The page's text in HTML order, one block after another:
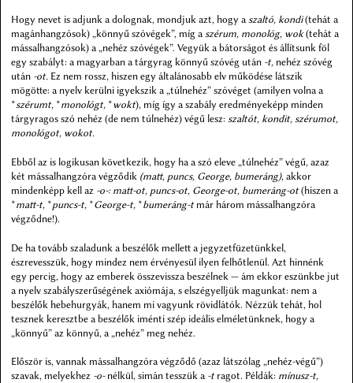
Hogy nevet is adjunk a dolognak, mondjuk azt, hogy aszaltó, kondi(tehát a
magánhangzósok) „könnyű szóvégek”, míg aszérum, monológ, wok(tehát a
mássalhangzósok) a „nehéz szóvégek”. Vegyük a bátorságot és állítsunk föl
egy szabályt: a magyarban a tárgyrag könnyű szóvég után -t, nehéz szóvég
után -ot. Ez nem rossz, hiszen egy általánosabb elv működése látszik
mögötte: a nyelv kerülni igyekszik a „túlnehéz” szóvéget (amilyen volna a
*szérumt, *monológt, *wokt), míg így a szabály eredményeképp minden
tárgyragos szó nehéz (de nem túlnehéz) végű lesz:szaltót, kondit, szérumot,
monológot, wokot.
Ebből az is logikusan következik, hogy ha a szó eleve „túlnehéz” végű, azaz
két mássalhangzóra végződik (matt, puncs, George, bumeráng), akkor
mindenképp kell az -o-: matt-ot, puncs-ot, George-ot, bumeráng-ot(hiszen a
*matt-t, *puncs-t, *George-t, *bumeráng-tmár három mássalhangzóra
végződne!).
De ha tovább szaladunk a beszélők mellett a jegyzetfüzetünkkel,
észrevesszük, hogy mindez nem érvényesül ilyen felhőtlenül. Azt hinnénk
egy percig, hogy az emberek összevissza beszélnek — ám ekkor eszünkbe jut
a nyelv szabályszerűségének axiómája, s elszégyelljük magunkat: nem a
beszélők hebehurgyák, hanem mi vagyunk rövidlátók. Nézzük tehát, hol
tesznek keresztbe a beszélők iménti szép ideális elméletünknek, hogy a
„könnyű” az könnyű, a „nehéz” meg nehéz.
Először is, vannak mássalhangzóra végződő (azaz látszólag „nehéz-végű”)
szavak, melyekhez -o-nélkül, simán tesszük a -tragot. Példák: mínusz-t,